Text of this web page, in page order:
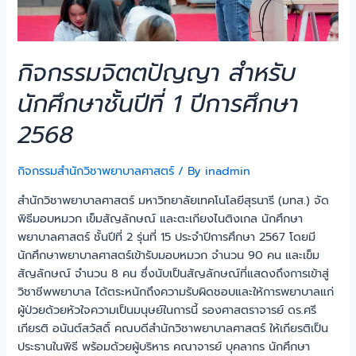
กิจกรรมจิตตปัญญา สำหรับ
นักศึกษาชั้นปีที่ 1 ปีการศึกษา
2568
กิจกรรมสำนักวิชาพยาบาลศาสตร์ / By inadmin
สำนักวิชาพยาบาลศาสตร์ มหาวิทยาลัยเทคโนโลยีสุรนารี (มทส.) จัด
พิธีมอบหมวก เข็มสัญลักษณ์ และตะเกียงไนติงเกล นักศึกษา
พยาบาลศาสตร์ ชั้นปีที่ 2 รุ่นที่ 15 ประจำปีการศึกษา 2567 โดยมี
นักศึกษาพยาบาลศาสตร์เข้ารับมอบหมวก จำนวน 90 คน และเข็ม
สัญลักษณ์ จำนวน 8 คน ซึ่งนับเป็นสัญลักษณ์ที่แสดงถึงการเข้าสู่
วิชาชีพพยาบาล ได้ตระหนักถึงความรับผิดชอบและให้การพยาบาลแก่
ผู้ป่วยด้วยหัวใจความเป็นมนุษย์ในการนี้ รองศาสตราจารย์ ดร.ศรี
เกียรติ อนันต์สวัสดิ์ คณบดีสำนักวิชาพยาบาลศาสตร์ ให้เกียรติเป็น
ประธานในพิธี พร้อมด้วยผู้บริหาร คณาจารย์ บุคลากร นักศึกษา